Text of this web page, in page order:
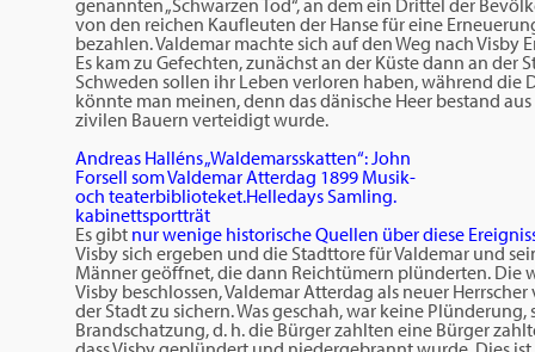
genannten „Schwarzen Tod“, an dem ein Drittel der
von den reichen Kaufleuten der Hanse für eine
bezahlen. Valdemar machte sich auf den Weg nach
Es kam zu Gefechten, zunächst an der Küste dann an
Schweden sollen ihr Leben verloren haben, während die
könnte man meinen, denn das dänische Heer bestand
zivilen Bauern verteidigt wurde.
Andreas Halléns „Waldemarsskatten“: John
Forsell som Valdemar Atterdag 1899 Musik-
och teaterbiblioteket.Helledays Samling.
kabinettsportträt
Es gibt nur wenige historische Quellen über diese
Visby sich ergeben und die Stadttore für Valdemar und
Männer geöffnet, die dann Reichtümern plünderten. Die
Visby beschlossen, Valdemar Atterdag als neuer
der Stadt zu sichern. Was geschah, war keine
Brandschatzung, d. h. die Bürger zahlten eine Bürger